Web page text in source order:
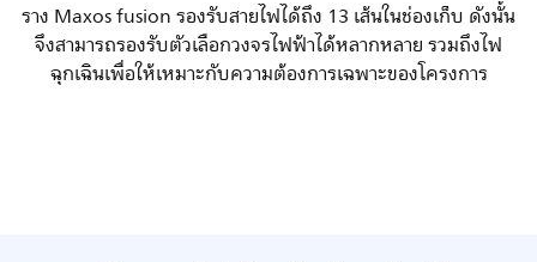
ราง Maxos fusion รองรับสายไฟได้ถึง 13 เส้นในช่องเก็บ ดังนั้น
จึงสามารถรองรับตัวเลือกวงจรไฟฟ้าได้หลากหลาย รวมถึงไฟ
ฉุกเฉินเพื่อให้เหมาะกับความต้องการเฉพาะของโครงการ